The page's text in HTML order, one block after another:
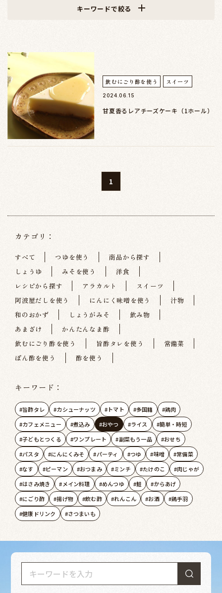
キーワードで絞る
飲むにごり酢を使う スイーツ
2024.06.15
甘夏香るレアチーズケーキ（1ホール）
1
カテゴリ：
すべて つゆを使う
商品から探す
しょうゆ
みそを使う
洋食
レシピから探す
アラカルト
スイーツ
阿波屋だしを使う
にんにく味噌を使う
汁物
和のおかず
しょうがみそ
飲み物
あまざけ
かんたんなま酢
飲むにごり酢を使う
旨酢タレを使う
常備菜
ぽん酢を使う
酢を使う
キーワード：
旨酢タレ カシューナッツ トマト 多国籍
鶏肉
カフェメニュー
煮込み おやつ ライス
簡単・時短
子どもとつくる
ワンプレート 副菜もう一品
おせち
パスタ
にんにくみそ パーティ つゆ 味噌
常備菜
なす
ピーマン おつまみ ミンチ たけのこ
肉じゃが
はさみ焼き
メイン料理 めんつゆ 鮭
からあげ
にごり酢
揚げ物 飲む酢 れんこん お酒
鶏手羽
健康ドリンク
さつまいも